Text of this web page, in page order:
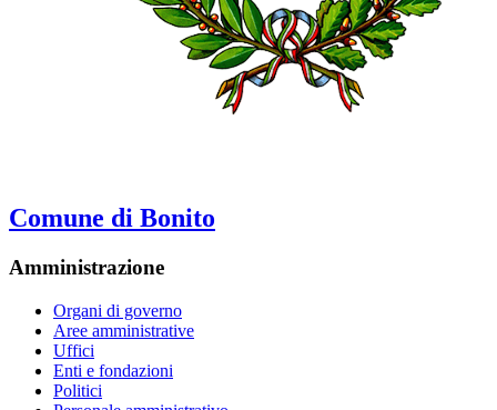
Comune di Bonito
Amministrazione
Organi di governo
Aree amministrative
Uffici
Enti e fondazioni
Politici